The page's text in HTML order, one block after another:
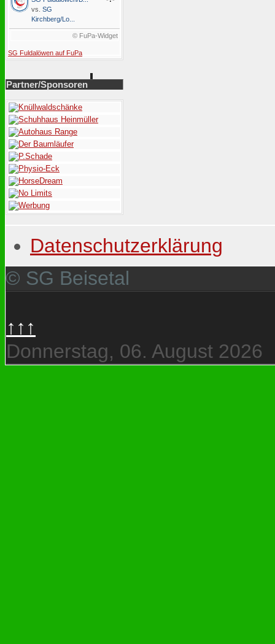
vs. SG
Kirchberg/Lo...
© FuPa-Widget
SG Fuldalöwen auf FuPa
Partner/Sponsoren
Datenschutzerklärung
© SG Beisetal
↑↑↑
Donnerstag, 06. August 2026